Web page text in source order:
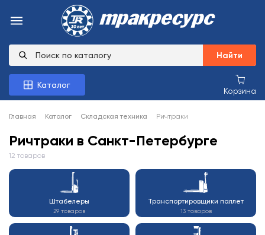
Найти
Каталог
Корзина
Главная Каталог Складская техника Ричтраки
Ричтраки в Санкт-Петербурге
12 товаров
Штабелеры
29 товаров
Транспортировщики паллет
13 товаров